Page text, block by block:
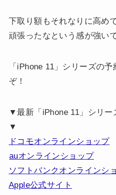
下取り額もそれなりに高め
頑張ったなという感が強いで
「iPhone 11」シリーズの
ぞ！
▼最新「iPhone 11」シリー
▼
ドコモオンラインショップ
auオンラインショップ
ソフトバンクオンラインシ
Apple公式サイト